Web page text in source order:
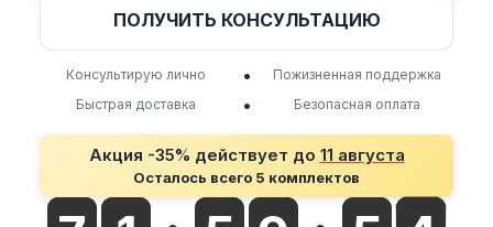
ПОЛУЧИТЬ КОНСУЛЬТАЦИЮ
Консультирую лично •
Пожизненная поддержка
Быстрая доставка
• Безопасная оплата
Акция -35% действует до 11 августа
Осталось всего 5 комплектов